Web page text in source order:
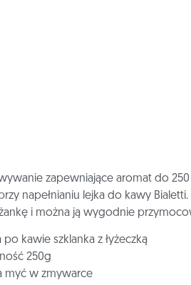
zapewniające aromat do
napełnianiu lejka do kawy
i można ją wygodnie
po kawie szklanka z łyżeczką
250g
myć w zmywarce